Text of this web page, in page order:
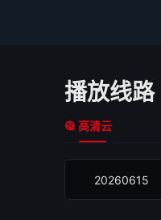
播放线路
高清云
20260615